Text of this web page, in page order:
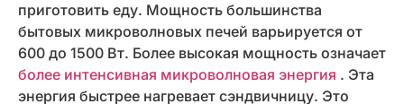
приготовить еду. Мощность большинства
бытовых микроволновых печей варьируется от
600 до 1500 Вт. Более высокая мощность означает
более интенсивная микроволновая энергия . Эта
энергия быстрее нагревает сэндвичницу. Это